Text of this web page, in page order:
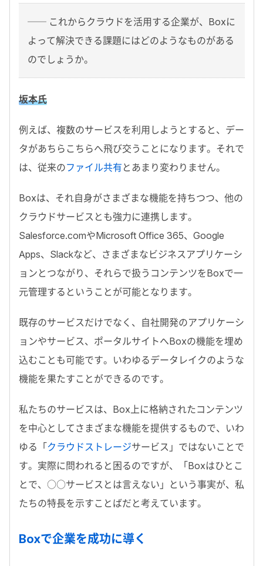
── これからクラウドを活用する企業が、Boxに
よって解決できる課題にはどのようなものがある
のでしょうか。
坂本氏
例えば、複数のサービスを利用しようとすると、デー
タがあちらこちらへ飛び交うことになります。それで
は、従来のファイル共有 とあまり変わりません。
Boxは、それ自身がさまざまな機能を持ちつつ、他の
クラウドサービスとも強力に連携します。
Salesforce.comやMicrosoft Office 365、Google
Apps、Slackなど、さまざまなビジネスアプリケーシ
ョンとつながり、それらで扱うコンテンツをBoxで一
元管理するということが可能となります。
既存のサービスだけでなく、自社開発のアプリケーシ
ョンやサービス、ポータルサイトへBoxの機能を埋め
込むことも可能です。いわゆるデータレイクのような
機能を果たすことができるのです。
私たちのサービスは、Box上に格納されたコンテンツ
を中心としてさまざまな機能を提供するもので、いわ
ゆる「クラウドストレージサービス」ではないことで
す。実際に問われると困るのですが、「Boxはひとこ
とで、○○サービスとは言えない」という事実が、私
たちの特長を示すことばだと考えています。
Boxで企業を成功に導く